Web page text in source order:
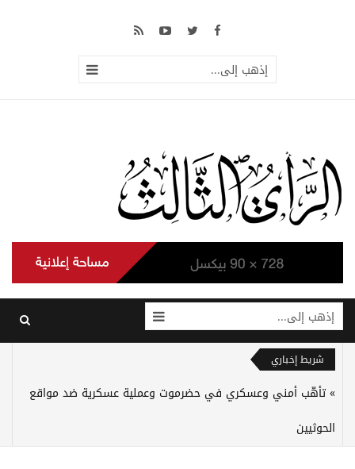
إذهب إلى...
إذهب إلى...
شريط إخباري
تأهّب أمني وعسكري في حضرموت وعملية عسكرية ضد مواقع
الحوثيين